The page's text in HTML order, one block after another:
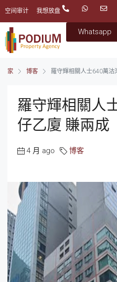
空间审计 我想放盘
Whatsapp
家 博客 羅守輝相關人士640萬沽
羅守輝相關人
仔乙廈 賺兩成
4 月 ago 博客